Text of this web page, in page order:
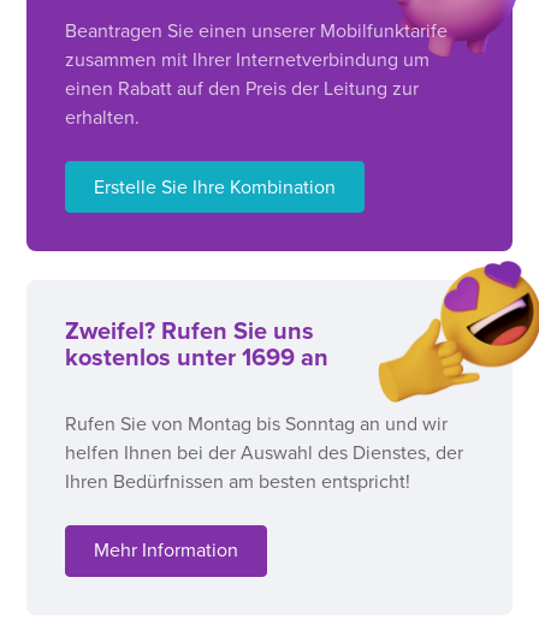
Beantragen Sie einen unserer Mobilfunktarife
zusammen mit Ihrer Internetverbindung um
einen Rabatt auf den Preis der Leitung zur
erhalten.
Erstelle Sie Ihre Kombination
Zweifel? Rufen Sie uns
kostenlos unter 1699 an
Rufen Sie von Montag bis Sonntag an und wir
helfen Ihnen bei der Auswahl des Dienstes, der
Ihren Bedürfnissen am besten entspricht!
Mehr Information